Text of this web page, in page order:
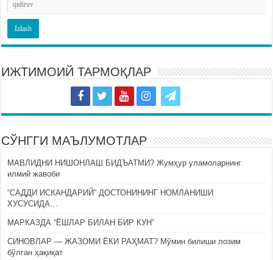
ИЖТИМОИЙ ТАРМОҚЛАР
СЎНГГИ МАЪЛУМОТЛАР
МАВЛИДНИ НИШОНЛАШ БИДЪАТМИ? Жумҳур уламоларнинг
илмий жавоби
“САДДИ ИСКАНДАРИЙ” ДОСТОНИНИНГ НОМЛАНИШИ
ХУСУСИДА…
МАРКАЗДА “ЁШЛАР БИЛАН БИР КУН”
СИНОВЛАР — ЖАЗОМИ ЁКИ РАҲМАТ? Мўмин билиши лозим
бўлган ҳақиқат